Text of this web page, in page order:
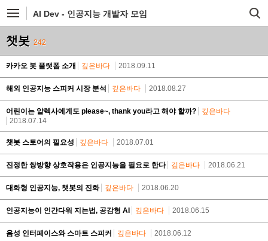
AI Dev - 인공지능 개발자 모임
챗봇 242
카카오 봇 플랫폼 소개 깊은바다 2018.09.11
해외 인공지능 스피커 시장 분석 깊은바다 2018.08.27
어린이는 알렉사에게도 please~, thank you라고 해야 할까?
깊은바다
2018.07.14
챗봇 스토어의 필요성 깊은바다 2018.07.01
진정한 쌍방향 상호작용은 인공지능을 필요로 한다 깊은바다 2018.06.21
대화형 인공지능, 챗봇의 진화 깊은바다 2018.06.20
인공지능이 인간다워 지는법, 공감형 AI 깊은바다 2018.06.15
음성 인터페이스와 스마트 스피커 깊은바다 2018.06.12